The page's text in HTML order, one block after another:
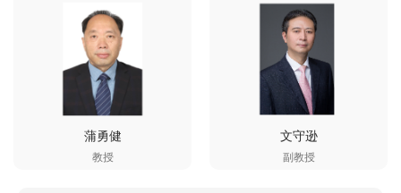
蒲勇健
教授
文守逊
副教授